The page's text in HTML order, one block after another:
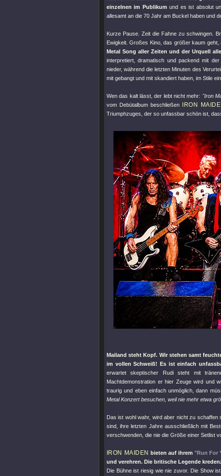
einzelnen im Publikum und es ist absolut
allesamt an die 70 Jahr am Buckel haben und
Kurze Pause. Zeit die Fahne zu schwingen.
Ewigkeit. Großes Kino, das größer kaum
Metal Song aller Zeiten und der Urquell
interpretiert, dramatisch und packend mit
nieder, während die letzten Minuten des
mit gebangt und mit skandiert haben, im Stile
Wen das kalt lässt, der lebt nicht mehr: "Iron
vom Debütalbum beschließen
IRON
Triumphzuges, der so unfassbar schön ist,
Mailand steht Kopf. Wir stehen samt
im vollen Schweiß! Es ist einfach
erwartet skeptischer Rudi steht mit
Machtdemonstration er hier Zeuge wird und
traurig und eben einfach unmöglich, dann
Metal Konzert besuchen, weil nie mehr etwa
Das ist wohl wahr, wird aber nicht zu
sind, ihre letzten Jahre ausschließlich mit
verschwenden, die nie die Größe einer Setlist
IRON MAIDEN bieten auf ihrem "Run For
und verehren. Die britische Legende
Die Bühne ist riesig wie nie zuvor. Die Show